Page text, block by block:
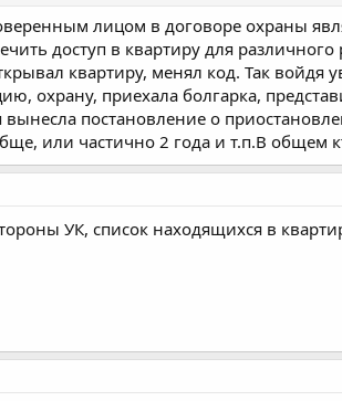
лицом в договоре охраны
доступ в квартиру для
квартиру, менял код. Так
охрану, приехала болгарка,
постановление о
или частично 2 года и т.п.В общем
УК, список находящихся в